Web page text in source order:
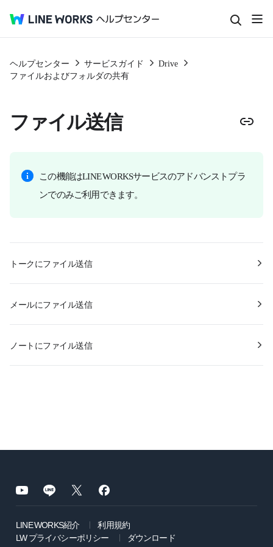
ヘルプセンター サービスガイド
Drive
ファイルおよびフォルダの共有
ファイル送信
この機能はLINE WORKSサービスのアドバンストプラ
ンでのみご利用できます。
トークにファイル送信
メールにファイル送信
ノートにファイル送信
LINE WORKS紹介
利用規約
LW プライバシーポリシー
ダウンロード